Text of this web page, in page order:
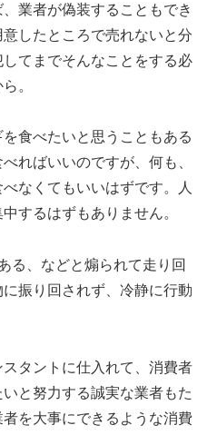
業者が偽装することもでき
したところで売れないと分
てまでそんなことをする必
。
食べたいと思うこともある
ればいいのですが、何も、
なくてもいいはずです。人
するはずもありません。
る、などと煽られて走り回
振り回されず、冷静に行動
タントに仕入れて、消費者
と努力する誠実な業者もた
を大事にできるような消費